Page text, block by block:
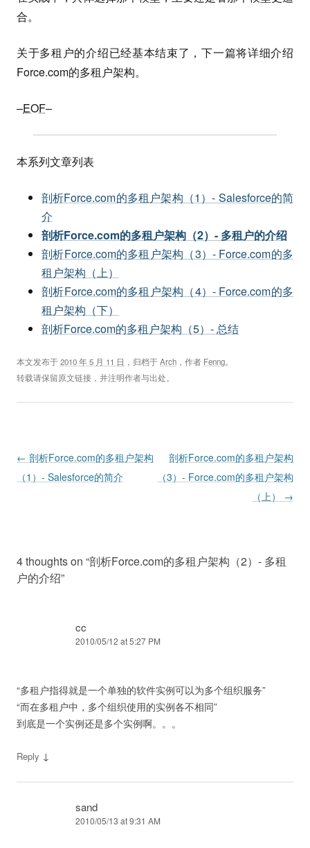
合。
关于多租户的介绍已经基本结束了，下一篇将详细介绍
Force.com的多租户架构。
–EOF–
本系列文章列表
剖析Force.com的多租户架构（1）- Salesforce的简
介
剖析Force.com的多租户架构（2）- 多租户的介绍
剖析Force.com的多租户架构（3）- Force.com的多
租户架构（上）
剖析Force.com的多租户架构（4）- Force.com的多
租户架构（下）
剖析Force.com的多租户架构（5）- 总结
本文发布于2010 年 5 月 11 日 ，归档于Arch ，作者 Fenng。
转载请保留原文链接，并注明作者与出处。
Post navigation
← 剖析Force.com的多租户架构
（1）- Salesforce的简介
剖析Force.com的多租户架构
（3）- Force.com的多租户架构
（上） →
4 thoughts on “剖析Force.com的多租户架构（2）- 多租
户的介绍”
cc
2010/05/12 at 5:27 PM
“多租户指得就是一个单独的软件实例可以为多个组织服务”
“而在多租户中，多个组织使用的实例各不相同”
到底是一个实例还是多个实例啊。。。
Reply ↓
sand
2010/05/13 at 9:31 AM